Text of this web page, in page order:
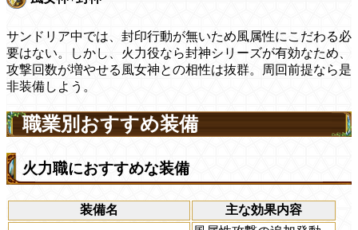
サンドリア中では、封印行動が無いため風属性にこだわる必
要はない。しかし、火力役なら封神シリーズが有効なため、
攻撃回数が増やせる風女神との相性は抜群。周回前提なら是
非装備しよう。
職業別おすすめ装備
火力職におすすめな装備
装備名 主な効果内容